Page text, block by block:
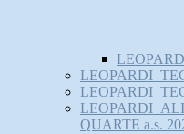
QUARTE a.s.